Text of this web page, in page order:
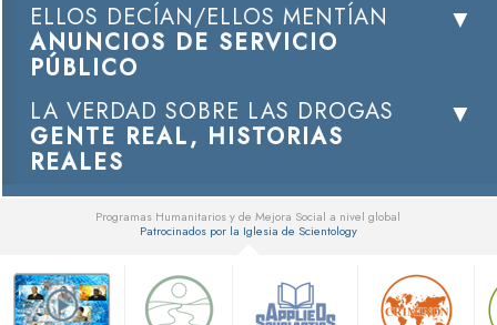
ELLOS DECÍAN/ELLOS MENTÍAN
ANUNCIOS DE SERVICIO
PÚBLICO
LA VERDAD SOBRE LAS DROGAS
GENTE REAL, HISTORIAS
REALES
Programas Humanitarios y de Mejora Social a nivel global
Patrocinados por la Iglesia de Scientology